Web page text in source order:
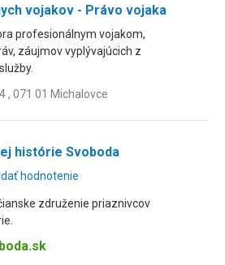
vojakov - Právo vojaka
profesionálnym vojakom,
záujmov vyplývajúcich z
, 071 01 Michalovce
histórie Svoboda
hodnotenie
združenie priaznivcov